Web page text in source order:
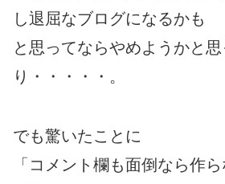
し退屈なブログになるかも
と思ってならやめようかと思
り・・・・・。
でも驚いたことに
「コメント欄も面倒なら作